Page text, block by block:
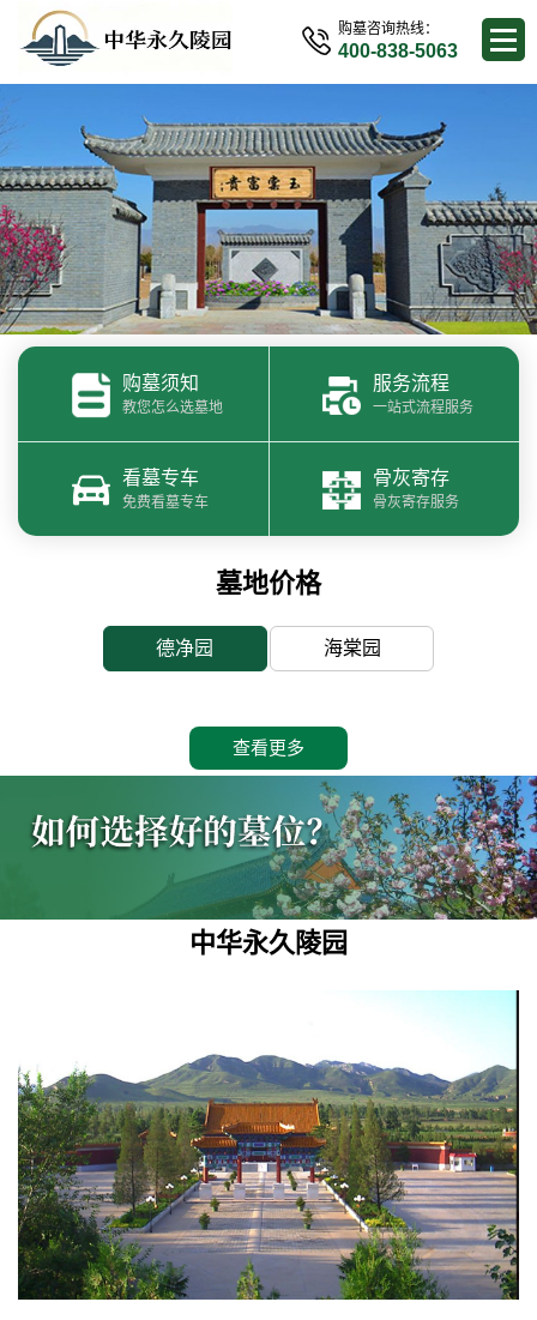
购墓咨询热线：
400-838-5063
购墓须知
教您怎么选墓地
服务流程
一站式流程服务
看墓专车
免费看墓专车
骨灰寄存
骨灰寄存服务
墓地价格
德净园 海棠园
查看更多
中华永久陵园